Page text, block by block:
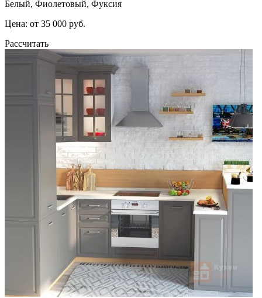
Белый, Фиолетовый, Фуксия
Цена: от 35 000 руб.
Рассчитать